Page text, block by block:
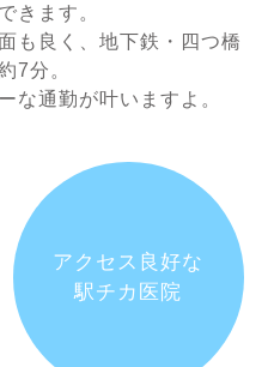
きます。
も良く、地下鉄・四つ橋
7分。
な通勤が叶いますよ。
アクセス良好な
駅チカ医院